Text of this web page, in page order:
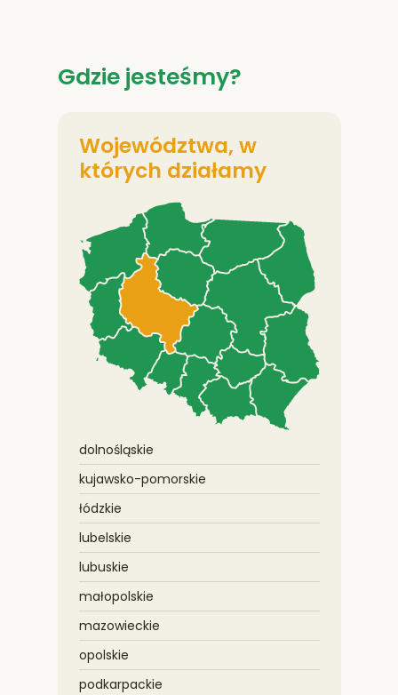
Gdzie jesteśmy?
Województwa, w
których działamy
dolnośląskie
kujawsko-pomorskie
łódzkie
lubelskie
lubuskie
małopolskie
mazowieckie
opolskie
podkarpackie